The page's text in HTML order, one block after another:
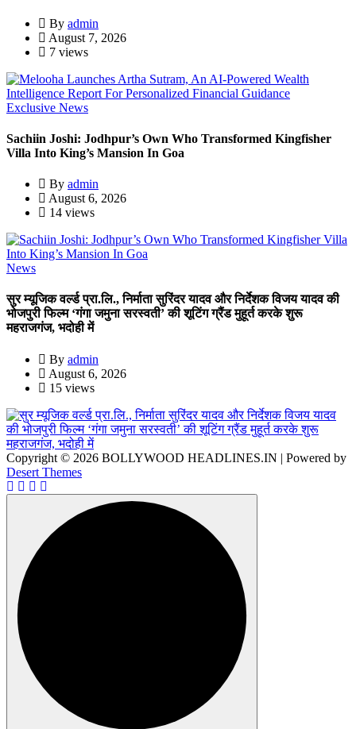
By admin
August 7, 2026
7 views
Exclusive News
Sachiin Joshi: Jodhpur’s Own Who Transformed Kingfisher
Villa Into King’s Mansion In Goa
By admin
August 6, 2026
14 views
News
सुर म्यूजिक वर्ल्ड प्रा.लि., निर्माता सुरिंदर यादव और निर्देशक विजय यादव की
भोजपुरी फिल्म ‘गंगा जमुना सरस्वती’ की शूटिंग ग्रैंड मुहूर्त करके शुरू
महराजगंज, भदोही में
By admin
August 6, 2026
15 views
Copyright © 2026 BOLLYWOOD HEADLINES.IN | Powered by
Desert Themes